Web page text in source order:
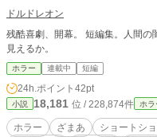
ドルドレオン
残酷喜劇、開幕。 短編集。人間
見えるか。
ホラー 連載中 短編
24h.ポイント 42pt
小説 18,181 位 / 228,874件 ホラ
ホラー ざまあ ショートシ